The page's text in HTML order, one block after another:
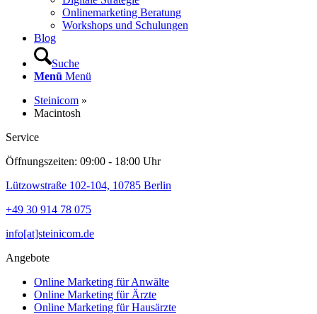
Onlinemarketing Beratung
Workshops und Schulungen
Blog
Suche
Menü Menü
Steinicom »
Macintosh
Service
Öffnungszeiten: 09:00 - 18:00 Uhr
Lützowstraße 102-104, 10785 Berlin
+49 30 914 78 075
info[at]steinicom.de
Angebote
Online Marketing für Anwälte
Online Marketing für Ärzte
Online Marketing für Hausärzte